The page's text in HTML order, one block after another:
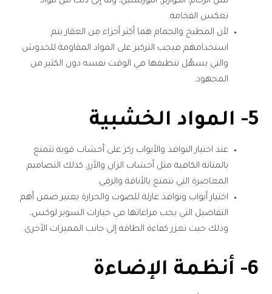
تعكس الفخامة.
لأن المطبخ والحمام هما أكثر أجزاء من العقار يتم
استخدامهم فيجب التركيز على المواد المقاومة للخدوش
والتي يسهُل تنظيفها في الوقت نفسه دون الكثير من
المجهود.
5- المواد الخشبية
عند اختيار النوافذ والأبواب ركز على أخشاب قوية تتمتع
بالمتانة الكافية مثل أخشاب الزان والأرز، كذلك التصاميم
المعاصرة التي تتمتع بالأناقة والرقي.
اختيار أبواب ونوافذ عازلة للصوت والحرارة يعتبر ضمن أهم
التفاصيل التي يجب مراعاتها في خيارات السوبر لوكس،
وذلك حيث تعزز كفاءة الطاقة إلى جانب المميزات الأخرى.
6- أنظمة الإضاءة